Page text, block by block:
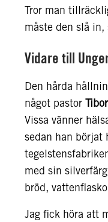
Tror man
måste den slå in,
Vidare till
Den hårda
något pastor
Vissa vänner
sedan han börjat
med sin
bröd,
Jag fick höra att